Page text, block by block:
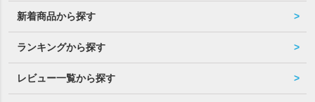
新着商品から探す
ランキングから探す
レビュー一覧から探す